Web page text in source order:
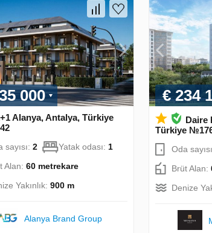
000
Alanya, Antalya, Türkiye
sayısı: 2 Yatak odası: 1
Alan: 60 metrekare
Yakınlık: 900 m
Alanya Brand Group
€ 234
Daire
Türkiye
Oda
Brüt Alan:
Denize